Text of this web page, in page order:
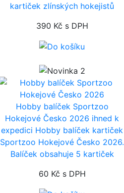
kartiček zlínských hokejistů
390 Kč s DPH
Hobby balíček Sportzoo
Hokejové Česko 2026 ihned k
expedici Hobby balíček kartiček
Sportzoo Hokejové Česko 2026.
Balíček obsahuje 5 kartiček
60 Kč s DPH